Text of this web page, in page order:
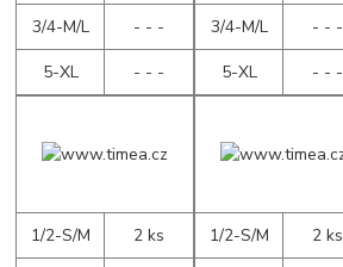
3/4-M/L
- - -
5-XL
- - -
3/4-M/L
- - -
5-XL
- - -
1/2-S/M
2 ks
1/2-S/M
2 ks